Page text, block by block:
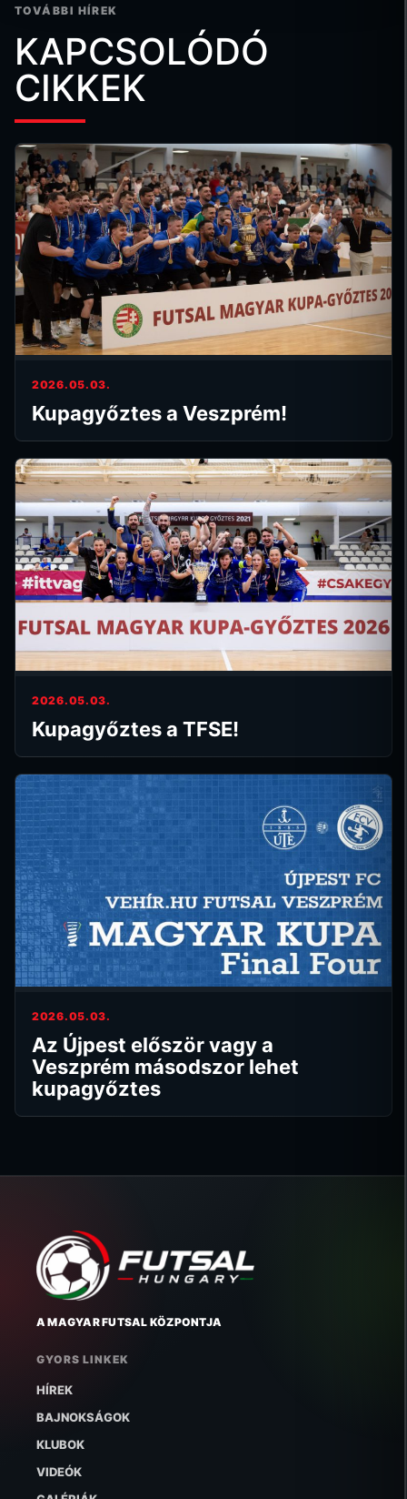
TOVÁBBI HÍREK
KAPCSOLÓDÓ
CIKKEK
2026.05.03.
Kupagyőztes a Veszprém!
2026.05.03.
Kupagyőztes a TFSE!
2026.05.03.
Az Újpest először vagy a
Veszprém másodszor lehet
kupagyőztes
A MAGYAR FUTSAL KÖZPONTJA
GYORS LINKEK
HÍREK
BAJNOKSÁGOK
KLUBOK
VIDEÓK